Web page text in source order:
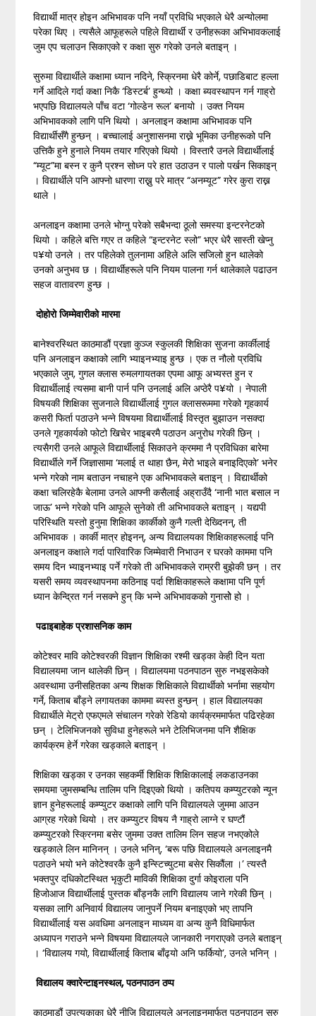
विद्यार्थी मात्र होइन अभिभावक पनि नयाँ प्रविधि भएकाले धेरै अन्योलमा
परेका थिए । त्यसैले आफूहरूले पहिले विद्यार्थी र उनीहरूका अभिभावकलाई
जुम एप चलाउन सिकाएको र कक्षा सुरु गरेको उनले बताइन् ।
सुरुमा विद्यार्थीले कक्षामा ध्यान नदिने, स्क्रिनमा धेरै कोर्ने, पछाडिबाट हल्ला
गर्ने आदिले गर्दा कक्षा निकै ‘डिस्टर्ब’ हुन्थ्यो । कक्षा ब्यवस्थापन गर्न गाह्रो
भएपछि विद्यालयले पाँच वटा ‘गोल्डेन रूल’ बनायो । उक्त नियम
अभिभावकको लागि पनि थियो । अनलाइन कक्षामा अभिभावक पनि
विद्यार्थीसँगै हुन्छन् । बच्चालाई अनुशासनमा राख्ने भूमिका उनीहरूको पनि
उत्तिकै हुने हुनाले नियम तयार गरिएको थियो । विस्तारै उनले विद्यार्थीलाई
“म्यूट”मा बस्न र कुनै प्रश्न सोध्न परे हात उठाउन र पालो पर्खन सिकाइन्
। विद्यार्थीले पनि आफ्नो धारणा राख्नु परे मात्र “अनम्यूट” गरेर कुरा राख्न
थाले ।
अनलाइन कक्षामा उनले भोग्नु परेको सबैभन्दा ठूलो समस्या इन्टरनेटको
थियो । कहिले बत्ति गएर त कहिले “इन्टरनेट स्लो” भएर धेरै सास्ती खेप्नु
प¥यो उनले । तर पहिलेको तुलनामा अहिले अलि सजिलो हुन थालेको
उनको अनुभव छ । विद्यार्थीहरूले पनि नियम पालना गर्न थालेकाले पढाउन
सहज वातावरण हुन्छ ।
दोहोरो जिम्मेवारीको मारमा
बानेश्वरस्थित काठमाडौं प्रज्ञा कुञ्ज स्कुलकी शिक्षिका सुजना कार्कीलाई
पनि अनलाइन कक्षाको लागि भ्याइनभ्याइ हुन्छ । एक त नौलो प्रविधि
भएकाले जुम, गुगल क्लास रुमलगायतका एपमा आफू अभ्यस्त हुन र
विद्यार्थीलाई त्यसमा बानी पार्न पनि उनलाई अलि अप्ठेरै प¥यो । नेपाली
विषयकी शिक्षिका सुजनाले विद्यार्थीलाई गुगल क्लासरूममा गरेको गृहकार्य
कसरी फिर्ता पठाउने भन्ने विषयमा विद्यार्थीलाई विस्तृत बुझाउन नसक्दा
उनले गृहकार्यको फोटो खिचेर भाइबरमै पठाउन अनुरोध गरेकी छिन् ।
त्यसैगरी उनले आफूले विद्यार्थीलाई सिकाउने क्रममा नै प्रविधिका बारेमा
विद्यार्थीले गर्ने जिज्ञासामा ‘मलाई त थाहा छैन, मेरो भाइले बनाइदिएको’ भनेर
भन्ने गरेको नाम बताउन नचाहने एक अभिभावकले बताइन् । विद्यार्थीको
कक्षा चलिरहेकै बेलामा उनले आफ्नी कसैलाई अह्राउँदै ‘नानी भात बसाल न
जाऊ’ भन्ने गरेको पनि आफूले सुनेको ती अभिभावकले बताइन् । यद्यपी
परिस्थिति यस्तो हुनुमा शिक्षिका कार्कीको कुनै गल्ती देख्दिनन्, ती
अभिभावक । कार्की मात्र होइनन्, अन्य विद्यालयका शिक्षिकाहरूलाई पनि
अनलाइन कक्षाले गर्दा पारिवारिक जिम्मेवारी निभाउन र घरको काममा पनि
समय दिन भ्याइनभ्याइ पर्ने गरेको ती अभिभावकले राम्ररी बुझेकी छन् । तर
यसरी समय व्यवस्थापनमा कठिनाइ पर्दा शिक्षिकाहरूले कक्षामा पनि पूर्ण
ध्यान केन्द्रित गर्न नसक्ने हुन् कि भन्ने अभिभावकको गुनासोे हो ।
पढाइबाहेक प्रशासनिक काम
कोटेश्वर मावि कोटेश्वरकी विज्ञान शिक्षिका रश्मी खड्का केही दिन यता
विद्यालयमा जान थालेकी छिन् । विद्यालयमा पठनपाठन सुरु नभइसकेको
अवस्थामा उनीसहितका अन्य शिक्षक शिक्षिकाले विद्यार्थीको भर्नामा सहयोग
गर्ने, किताब बाँड्ने लगायतका काममा ब्यस्त हुन्छन् । हाल विद्यालयका
विद्यार्थीले मेट्रो एफएमले संचालन गरेको रेडियो कार्यक्रममार्फत पढिरहेका
छन् । टेलिभिजनको सुविधा हुनेहरूले भने टेलिभिजनमा पनि शैक्षिक
कार्यक्रम हेर्ने गरेका खड्काले बताइन् ।
शिक्षिका खड्का र उनका सहकर्मी शिक्षिक शिक्षिकालाई लकडाउनका
समयमा जुमसम्बन्धि तालिम पनि दिइएको थियो । कतिपय कम्प्युटरको न्यून
ज्ञान हुनेहरूलाई कम्प्युटर कक्षाको लागि पनि विद्यालयले जुममा आउन
आग्रह गरेको थियो । तर कम्प्युटर विषय नै गाह्रो लाग्ने र घण्टौं
कम्प्युटरको स्क्रिनमा बसेर जुममा उक्त तालिम लिन सहज नभएकोले
खड्काले लिन मानिनन् । उनले भनिन्, ‘बरू पछि विद्यालयले अनलाइनमै
पठाउने भयो भने कोटेश्वरकै कुनै इन्स्टिच्युटमा बसेर सिकौंला ।’ त्यस्तै
भक्तपुर दधिकोटस्थित भृकुटी माविकी शिक्षिका दुर्गा कोइराला पनि
हिजोआज विद्यार्थीलाई पुस्तक बाँड्नकै लागि विद्यालय जाने गरेकी छिन् ।
यसका लागि अनिवार्य विद्यालय जानुपर्ने नियम बनाइएको भए तापनि
विद्यार्थीलाई यस अवधिमा अनलाइन माध्यम वा अन्य कुनै विधिमार्फत
अध्यापन गराउने भन्ने विषयमा विद्यालयले जानकारी नगराएको उनले बताइन्
। ‘विद्यालय गयो, विद्यार्थीलाई किताब बाँढ्यो अनि फर्कियो’, उनले भनिन् ।
विद्यालय क्वारेन्टाइनस्थल,पठनपाठन ठप्प
काठमाडौं उपत्यकाका धेरै नीजि विद्यालयले अनलाइनमार्फत पठनपाठन सुरु